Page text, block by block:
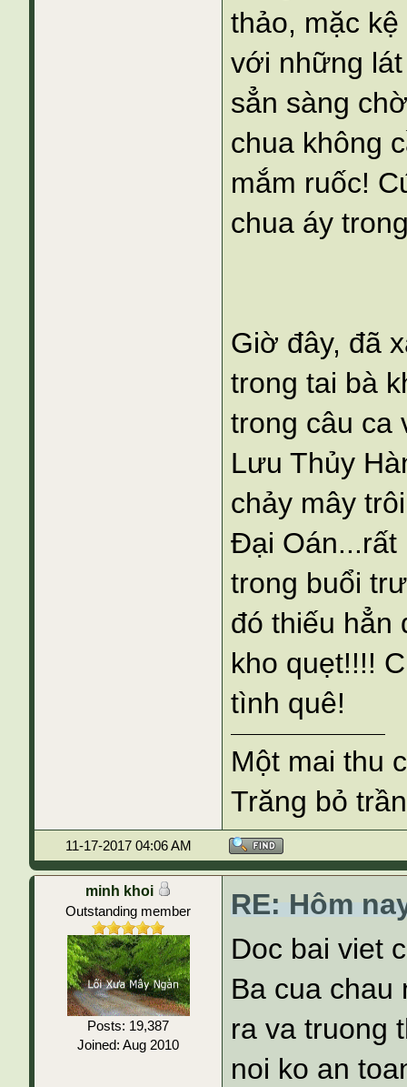
thảo, mặc
với những
sẳn sàng
chua không
mắm ruốc!
chua áy
Giờ đây, đã
trong tai bà
trong câu ca
Lưu Thủy
chảy mây
Đại Oán...rất
trong buổi
đó thiếu hẳn
kho quẹt!!!!
tình quê!
Một mai thu
Trăng bỏ
11-17-2017 04:06 AM
minh khoi
Outstanding member
Posts: 19,387
Joined: Aug 2010
RE: Hôm
Doc bai viet
Ba cua chau
ra va truong
noi ko an